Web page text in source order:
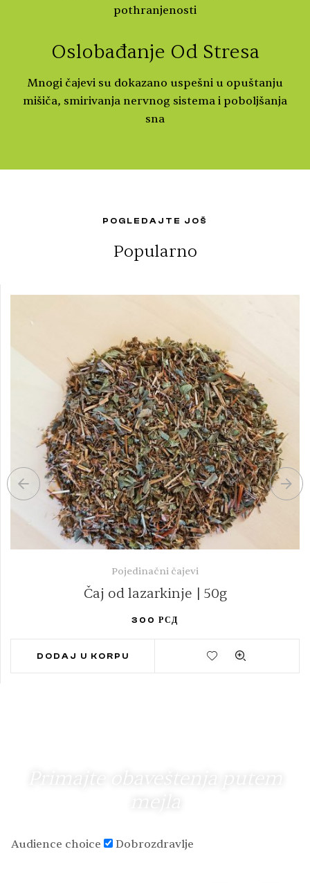
pothranjenosti
Oslobađanje Od Stresa
Mnogi čajevi su dokazano uspešni u opuštanju
mišiča, smirivanja nervnog sistema i poboljšanja
sna
POGLEDAJTE JOŠ
Popularno
Pojedinačni čajevi
Čaj od lazarkinje | 50g
300 РСД
DODAJ U KORPU
Audience choice Dobrozdravlje